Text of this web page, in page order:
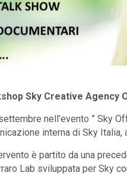
Sky Creative Agency
settembre nell’evento ” Sky
interna di Sky
è partito da una
Lab sviluppata per Sky